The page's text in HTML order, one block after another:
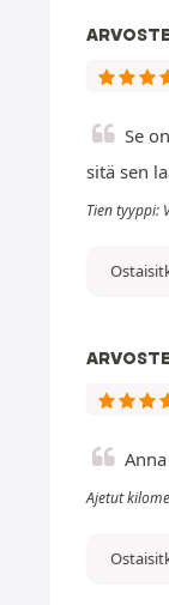
Se
sitä sen
Tien tyyppi:
Ajetut